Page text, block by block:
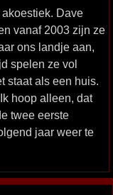
Dave
vanaf 2003 zijn ze
ons landje aan,
spelen ze vol
staat als een huis.
hoop alleen, dat
twee eerste
jaar weer te